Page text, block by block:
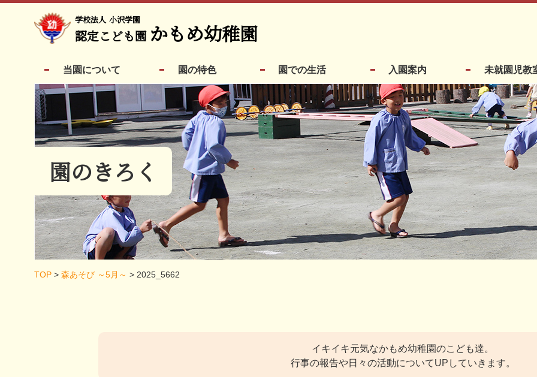
学校法人 小沢学園
認定こども園 かもめ幼稚園
当園について 園の特色 園での生活 入園案内 未就園児教
園のきろく
TOP > 森あそび ～5月～ > 2025_5662
イキイキ元気なかもめ幼稚園のこども達。
行事の報告や日々の活動についてUPしていきます。